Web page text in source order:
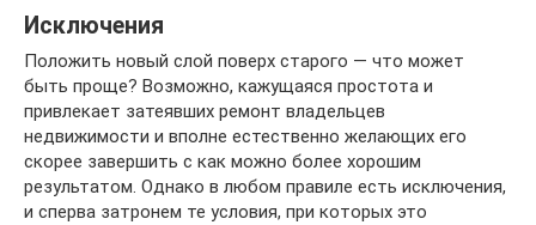
Исключения
Положить новый слой поверх старого — что может
быть проще? Возможно, кажущаяся простота и
привлекает затеявших ремонт владельцев
недвижимости и вполне естественно желающих его
скорее завершить с как можно более хорошим
результатом. Однако в любом правиле есть исключения,
и сперва затронем те условия, при которых это